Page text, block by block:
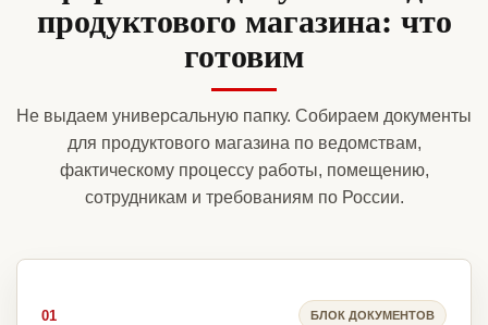
продуктового магазина: что
готовим
Не выдаем универсальную папку. Собираем документы
для продуктового магазина по ведомствам,
фактическому процессу работы, помещению,
сотрудникам и требованиям по России.
01 БЛОК ДОКУМЕНТОВ